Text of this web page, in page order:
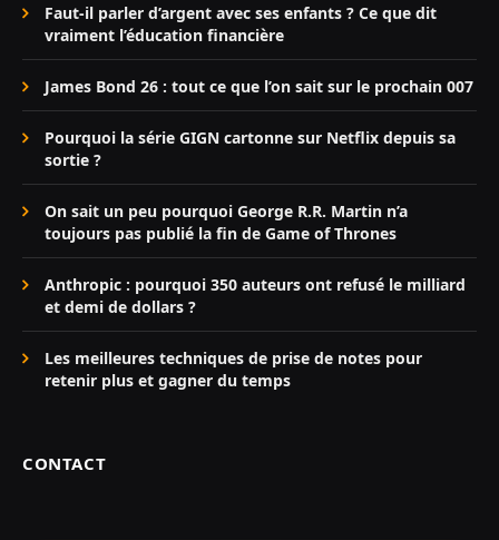
Faut-il parler d’argent avec ses enfants ? Ce que dit
vraiment l’éducation financière
James Bond 26 : tout ce que l’on sait sur le prochain 007
Pourquoi la série GIGN cartonne sur Netflix depuis sa
sortie ?
On sait un peu pourquoi George R.R. Martin n’a
toujours pas publié la fin de Game of Thrones
Anthropic : pourquoi 350 auteurs ont refusé le milliard
et demi de dollars ?
Les meilleures techniques de prise de notes pour
retenir plus et gagner du temps
CONTACT